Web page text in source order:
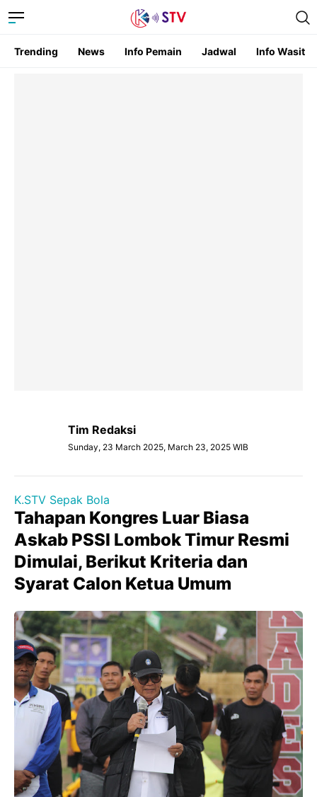
Trending News Info Pemain Jadwal Info Wasit
Tim Redaksi
Sunday, 23 March 2025, March 23, 2025 WIB
K.STV Sepak Bola
Tahapan Kongres Luar Biasa
Askab PSSI Lombok Timur Resmi
Dimulai, Berikut Kriteria dan
Syarat Calon Ketua Umum